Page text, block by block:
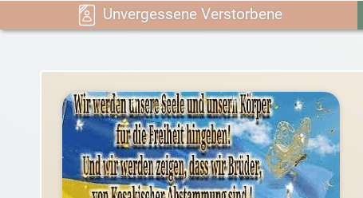
Unvergessene Verstorbene